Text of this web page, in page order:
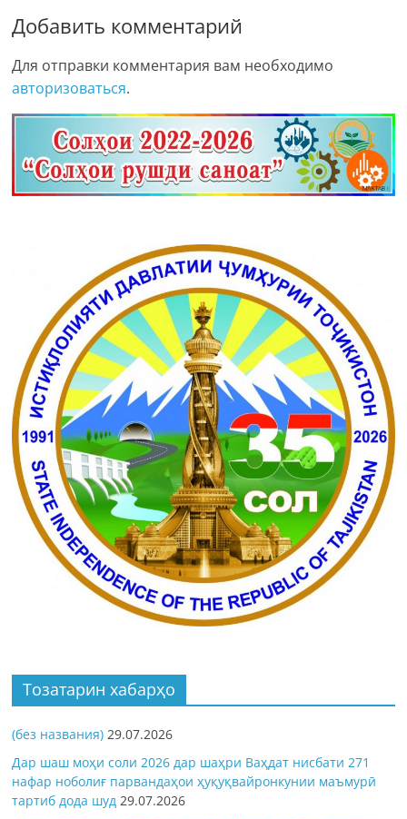
Добавить комментарий
Для отправки комментария вам необходимо
авторизоваться.
Тозатарин хабарҳо
(без названия) 29.07.2026
Дар шаш моҳи соли 2026 дар шаҳри Ваҳдат нисбати 271
нафар ноболиғ парвандаҳои ҳуқуқвайронкунии маъмурӣ
тартиб дода шуд 29.07.2026